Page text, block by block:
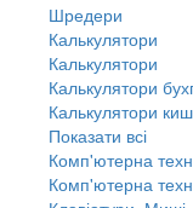
Шредери
Калькулятори
Калькулятори
Калькулятори
Калькулятори
Показати всі
Комп'ютерна
Комп'ютерна